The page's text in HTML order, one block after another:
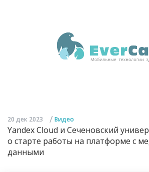
20 дек 2023 / Видео
Yandex Cloud и Сеченовский
о старте работы на платформе с
данными